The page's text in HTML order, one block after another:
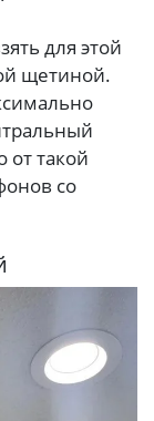
для этой
щетиной.
от такой
со